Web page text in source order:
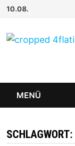
Zum
springen
10.08.
MENÜ
SCHLAGWORT: